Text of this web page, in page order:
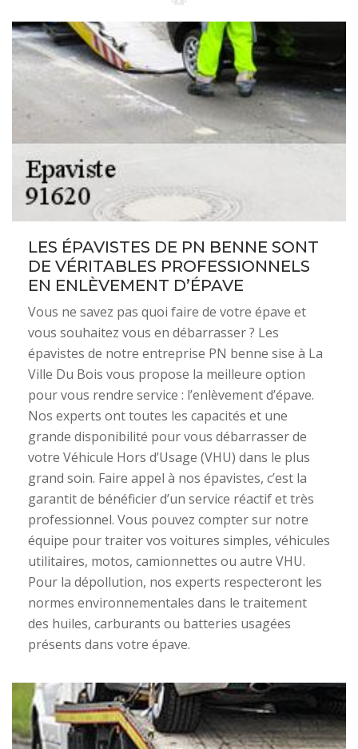
LES ÉPAVISTES DE PN BENNE SONT
DE VÉRITABLES PROFESSIONNELS
EN ENLÈVEMENT D’ÉPAVE
Vous ne savez pas quoi faire de votre épave et
vous souhaitez vous en débarrasser ? Les
épavistes de notre entreprise PN benne sise à La
Ville Du Bois vous propose la meilleure option
pour vous rendre service : l’enlèvement d’épave.
Nos experts ont toutes les capacités et une
grande disponibilité pour vous débarrasser de
votre Véhicule Hors d’Usage (VHU) dans le plus
grand soin. Faire appel à nos épavistes, c’est la
garantit de bénéficier d’un service réactif et très
professionnel. Vous pouvez compter sur notre
équipe pour traiter vos voitures simples, véhicules
utilitaires, motos, camionnettes ou autre VHU.
Pour la dépollution, nos experts respecteront les
normes environnementales dans le traitement
des huiles, carburants ou batteries usagées
présents dans votre épave.